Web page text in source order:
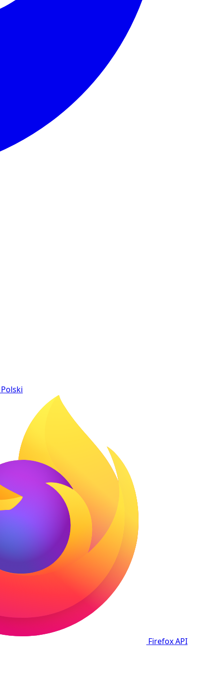
Polski
FirefoxAPI